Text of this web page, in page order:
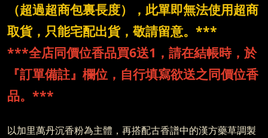
（超過超商包裏長度），此單即無法使用超商
取貨，只能宅配出貨，敬請留意。***
***全店同價位香品買6送1，請在結帳時，於
『訂單備註』欄位，自行填寫欲送之同價位香
品。***
以加里萬丹沉香粉為主體，再搭配古香譜中的漢方藥草調製